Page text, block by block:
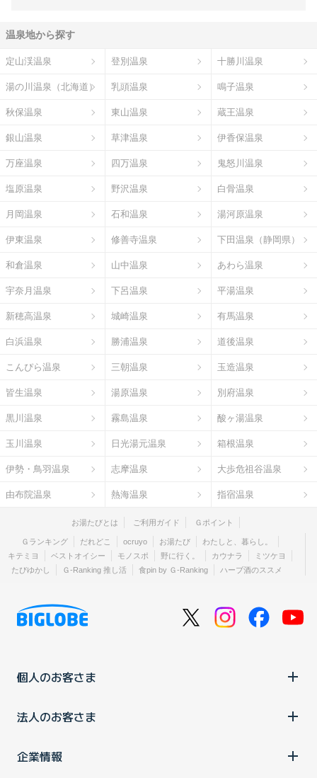
温泉地から探す
定山渓温泉 登別温泉 十勝川温泉
湯の川温泉（北海道） 乳頭温泉 鳴子温泉
秋保温泉 東山温泉 蔵王温泉
銀山温泉 草津温泉 伊香保温泉
万座温泉 四万温泉 鬼怒川温泉
塩原温泉 野沢温泉 白骨温泉
月岡温泉 石和温泉 湯河原温泉
伊東温泉 修善寺温泉 下田温泉（静岡県）
和倉温泉 山中温泉 あわら温泉
宇奈月温泉 下呂温泉 平湯温泉
新穂高温泉 城崎温泉 有馬温泉
白浜温泉 勝浦温泉 道後温泉
こんぴら温泉 三朝温泉 玉造温泉
皆生温泉 湯原温泉 別府温泉
黒川温泉 霧島温泉 酸ヶ湯温泉
玉川温泉 日光湯元温泉 箱根温泉
伊勢・鳥羽温泉 志摩温泉 大歩危祖谷温泉
由布院温泉 熱海温泉 指宿温泉
お湯たびとは ご利用ガイド Ｇポイント
Ｇランキング だれどこ ocruyo お湯たび
わたしと、暮らし。
キテミヨ
ベストオイシー モノスポ 野に行く。 カウナラ
ミツケヨ
たびゆかし
Ｇ-Ranking 推し活 食pin by Ｇ-Ranking ハーブ酒のススメ
個人のお客さま
法人のお客さま
企業情報